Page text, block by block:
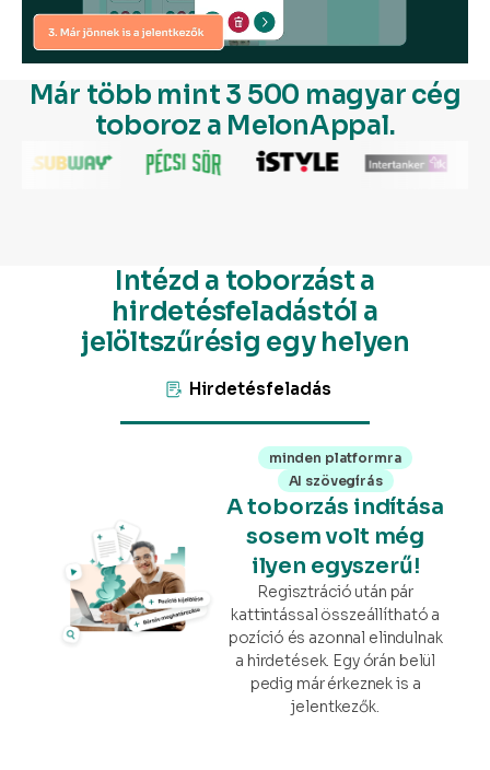
Már több mint 3 500 magyar cég
toboroz a MelonAppal.
Intézd a toborzást a
hirdetésfeladástól a
jelöltszűrésig egy helyen
Hirdetésfeladás
minden platformra
AI szövegírás
A toborzás indítása
sosem volt még
ilyen egyszerű!
Regisztráció után pár
kattintással összeállítható a
pozíció és azonnal elindulnak
a hirdetések. Egy órán belül
pedig már érkeznek is a
jelentkezők.